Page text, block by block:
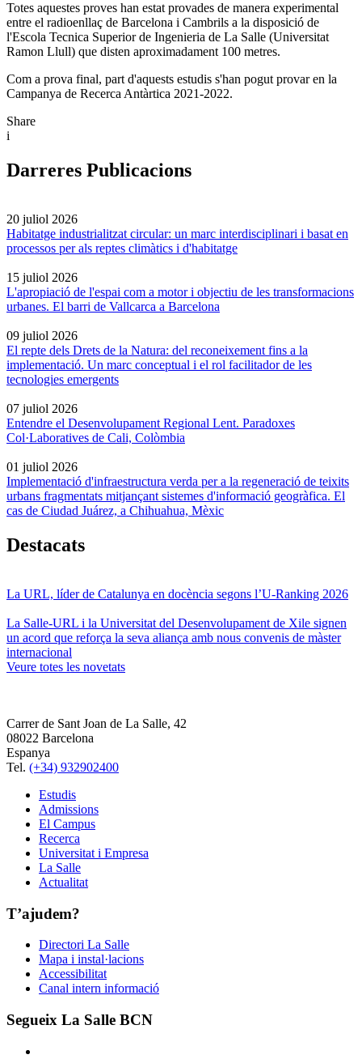
Totes aquestes proves han estat provades de manera experimental
entre el radioenllaç de Barcelona i Cambrils a la disposició de
l'Escola Tecnica Superior de Ingenieria de La Salle (Universitat
Ramon Llull) que disten aproximadament 100 metres.
Com a prova final, part d'aquests estudis s'han pogut provar en la
Campanya de Recerca Antàrtica 2021-2022.
Share
i
Darreres Publicacions
20 juliol 2026
Habitatge industrialitzat circular: un marc interdisciplinari i basat en
processos per als reptes climàtics i d'habitatge
15 juliol 2026
L'apropiació de l'espai com a motor i objectiu de les transformacions
urbanes. El barri de Vallcarca a Barcelona
09 juliol 2026
El repte dels Drets de la Natura: del reconeixement fins a la
implementació. Un marc conceptual i el rol facilitador de les
tecnologies emergents
07 juliol 2026
Entendre el Desenvolupament Regional Lent. Paradoxes
Col·Laboratives de Cali, Colòmbia
01 juliol 2026
Implementació d'infraestructura verda per a la regeneració de teixits
urbans fragmentats mitjançant sistemes d'informació geogràfica. El
cas de Ciudad Juárez, a Chihuahua, Mèxic
Destacats
La URL, líder de Catalunya en docència segons l’U-Ranking 2026
La Salle-URL i la Universitat del Desenvolupament de Xile signen
un acord que reforça la seva aliança amb nous convenis de màster
internacional
Veure totes les novetats
Carrer de Sant Joan de La Salle, 42
08022 Barcelona
Espanya
Tel. (+34) 932902400
Estudis
Admissions
El Campus
Recerca
Universitat i Empresa
La Salle
Actualitat
T’ajudem?
Directori La Salle
Mapa i instal·lacions
Accessibilitat
Canal intern informació
Segueix La Salle BCN